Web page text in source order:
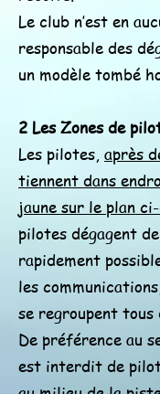
Le club n’est en
responsable des
un modèle tombé
2 Les Zones de
Les pilotes, après
tiennent dans
jaune sur le plan
pilotes dégagent
rapidement
les
se regroupent tous
De préférence au
est interdit de